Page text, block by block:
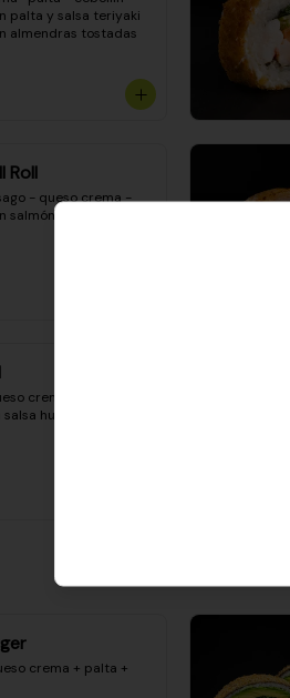
palta y salsa teriyaki
almendras tostadas
Roll
- queso crema -
salmón gratinado
crema - pimentón -
huancaína
crema + palta +